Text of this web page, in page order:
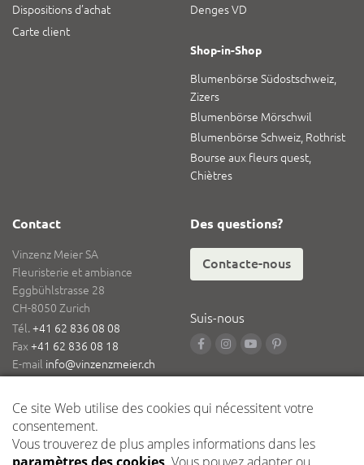
Dispositions d’achat
Carte client
Denges VD
Shop-in-Shop
Blumenbörse Südostschweiz,
Zizers
Blumenbörse Mörschwil
Blumenbörse Schweiz, Rothrist
Bourse aux fleurs quest,
Chiètres
Contact
Vinzenz Meier SA
Fleuristerie et ambiance
Eggbühlstrasse 28
CH-8050 Zurich
Tél.+41 62 836 08 08
Fax +41 62 836 08 18
E-mail info@vinzenzmeier.ch
Logistique
Dépôt central Kleindöttingen
Des questions?
Contacte-nous
Suis-nous